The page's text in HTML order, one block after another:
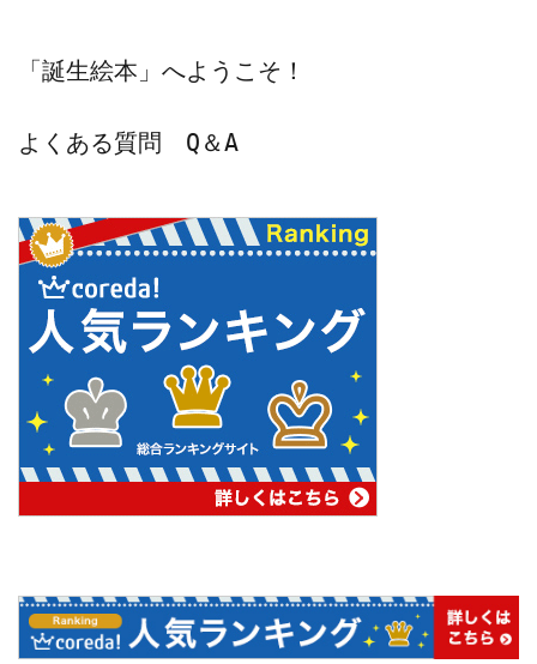
「誕生絵本」へようこそ！
よくある質問　Q＆A